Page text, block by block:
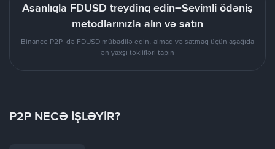
Asanlıqla FDUSD treydinq edin–Sevimli ödəniş
metodlarınızla alın və satın
Binance P2P-də FDUSD mübadilə edin. almaq və satmaq üçün aşağıda
ən yaxşı təklifləri tapın
P2P NECƏ İŞLƏYİR?